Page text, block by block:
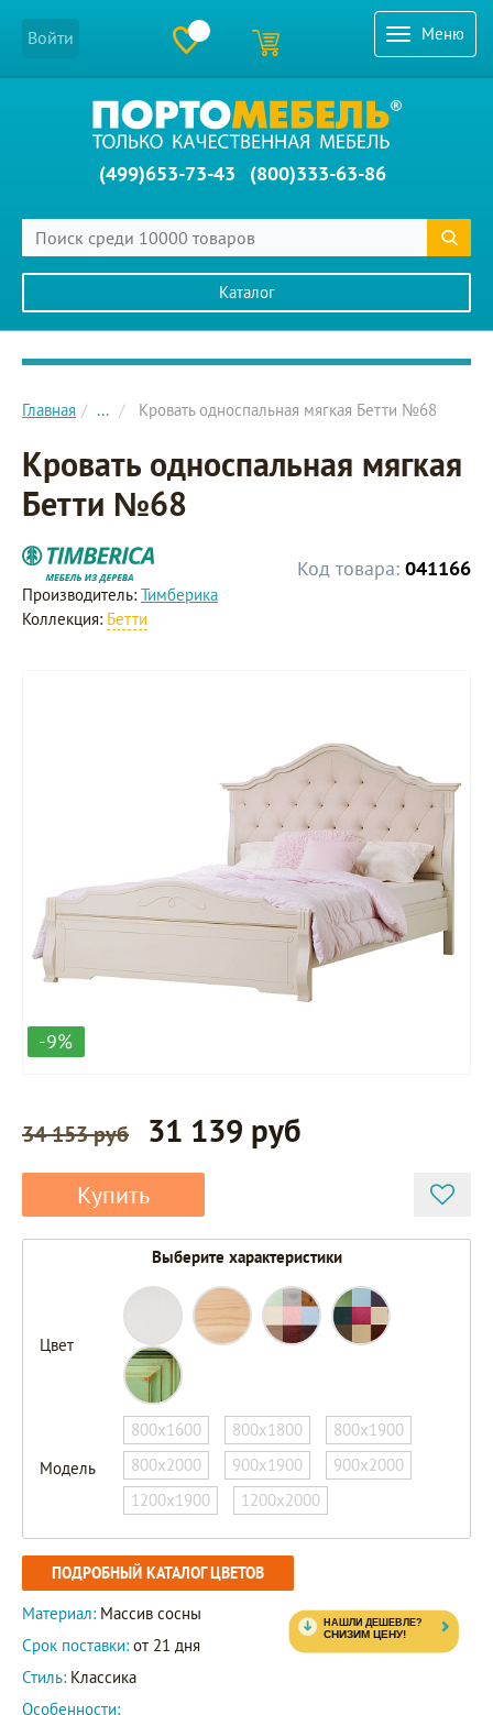
Меню
Войти
(499)653-73-43 (800)333-63-86
Каталог
Главное меню сайта
Главная ... Кровать односпальная мягкая Бетти №68
Кровать односпальная мягкая
Бетти №68
Код товара: 041166
Производитель: Тимберика
Коллекция: Бетти
-9%
34 153 руб 31 139 руб
Купить
Выберите характеристики
Цвет
Модель
800х1600 800х1800
800х1900
800х2000
900х1900
900х2000
1200х1900
1200х2000
ПОДРОБНЫЙ КАТАЛОГ ЦВЕТОВ
Материал: Массив сосны
Срок поставки: от 21 дня
Стиль: Классика
Особенности: